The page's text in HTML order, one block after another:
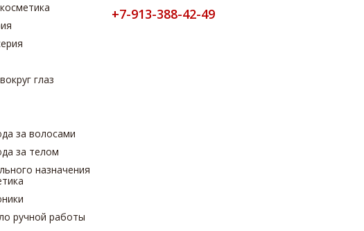
глаз
за волосами
за телом
назначения
ручной работы
+7-913-388-42-49